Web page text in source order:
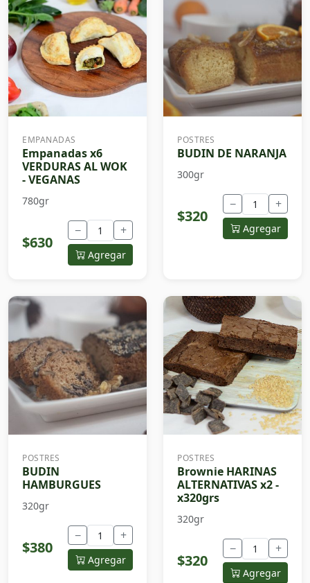
EMPANADAS
Empanadas x6
VERDURAS AL WOK
- VEGANAS
780gr
$630
− +
Agregar
POSTRES
BUDIN DE NARANJA
300gr
$320
− +
Agregar
POSTRES
BUDIN
HAMBURGUES
320gr
$380
− +
Agregar
POSTRES
Brownie HARINAS
ALTERNATIVAS x2 -
x320grs
320gr
$320
− +
Agregar